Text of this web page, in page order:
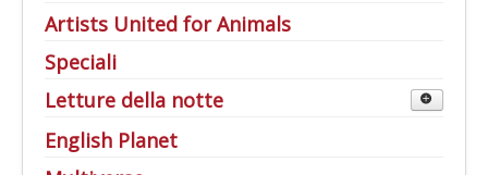
Artists United for Animals
Speciali
Letture della notte
Al di là della Soglia
English Planet